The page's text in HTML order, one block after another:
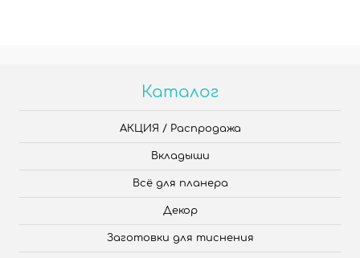
Каталог
АКЦИЯ / Распродажа
Вкладыши
Всё для планера
Декор
Заготовки для тиснения